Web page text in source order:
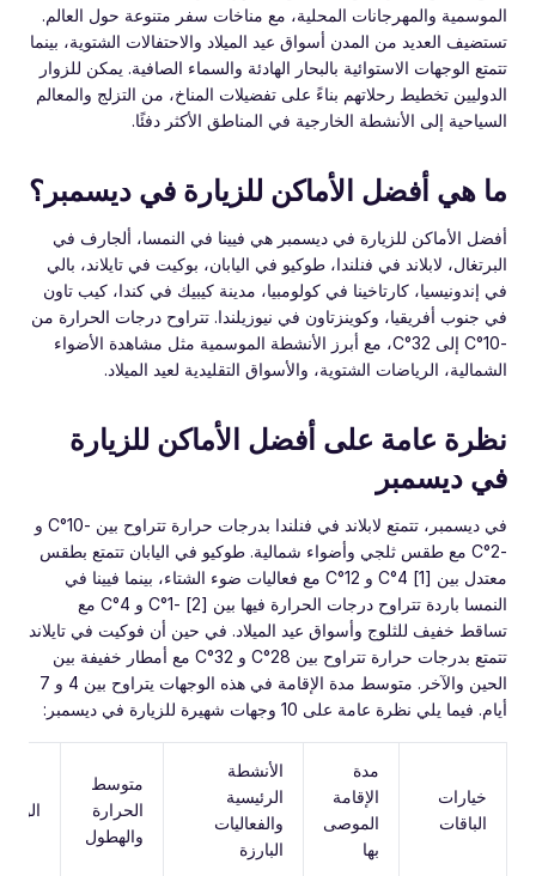
الموسمية والمهرجانات المحلية، مع مناخات سفر متنوعة حول العالم.
تستضيف العديد من المدن أسواق عيد الميلاد والاحتفالات الشتوية، بينما
تتمتع الوجهات الاستوائية بالبحار الهادئة والسماء الصافية. يمكن للزوار
الدوليين تخطيط رحلاتهم بناءً على تفضيلات المناخ، من التزلج والمعالم
السياحية إلى الأنشطة الخارجية في المناطق الأكثر دفئًا.
ما هي أفضل الأماكن للزيارة في ديسمبر؟
أفضل الأماكن للزيارة في ديسمبر هي فيينا في النمسا، ألجارف في
البرتغال، لابلاند في فنلندا، طوكيو في اليابان، بوكيت في تايلاند، بالي
في إندونيسيا، كارتاخينا في كولومبيا، مدينة كيبيك في كندا، كيب تاون
في جنوب أفريقيا، وكوينزتاون في نيوزيلندا. تتراوح درجات الحرارة من
-10°C إلى 32°C، مع أبرز الأنشطة الموسمية مثل مشاهدة الأضواء
الشمالية، الرياضات الشتوية، والأسواق التقليدية لعيد الميلاد.
نظرة عامة على أفضل الأماكن للزيارة
في ديسمبر
في ديسمبر، تتمتع لابلاند في فنلندا بدرجات حرارة تتراوح بين -10°C و
-2°C مع طقس ثلجي وأضواء شمالية. طوكيو في اليابان تتمتع بطقس
معتدل بين [1] 4°C و 12°C مع فعاليات ضوء الشتاء، بينما فيينا في
النمسا باردة تتراوح درجات الحرارة فيها بين [2] -1°C و 4°C مع
تساقط خفيف للثلوج وأسواق عيد الميلاد. في حين أن فوكيت في تايلاند
تتمتع بدرجات حرارة تتراوح بين 28°C و 32°C مع أمطار خفيفة بين
الحين والآخر. متوسط مدة الإقامة في هذه الوجهات يتراوح بين 4 و 7
أيام. فيما يلي نظرة عامة على 10 وجهات شهيرة للزيارة في ديسمبر:
خيارات
الباقات
مدة
الإقامة
الموصى
بها
الأنشطة
الرئيسية
والفعاليات
البارزة
متوسط
الحرارة
والهطول